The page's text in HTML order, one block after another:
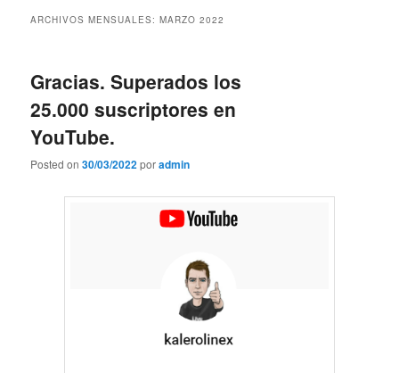
ARCHIVOS MENSUALES:MARZO 2022
Gracias. Superados los
25.000 suscriptores en
YouTube.
Posted on30/03/2022poradmin